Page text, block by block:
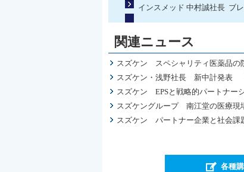
インスメッド 中村誠社長 ブ
関連ニュース
スズケン スペシャリティ医薬品の
スズケン・浅野社長 新中計発表
スズケン EPSと戦略的パートナー
スズケングループ 南江堂の医療現
スズケン パートナー企業と社会課
各種